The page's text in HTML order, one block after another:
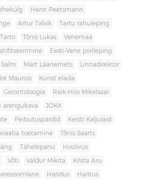
Henri Peetsmann
Artur Talvik Tartu rahuleping
Tõnis Lukas Venemaa
Eesti-Vene piirileping
Märt Läänemets Linnadirektor
Maurois Kunst elada
Gerontoloogia Raik-Hiio Mikelsaar
arengukava JOKK
Peibutuspardid Kersti Kaljulaid
toetamine Tõnis Saarts
Tähelepanu Hoolivus
Võti Valdur Mikita Krista Aru
Haridus Haritus